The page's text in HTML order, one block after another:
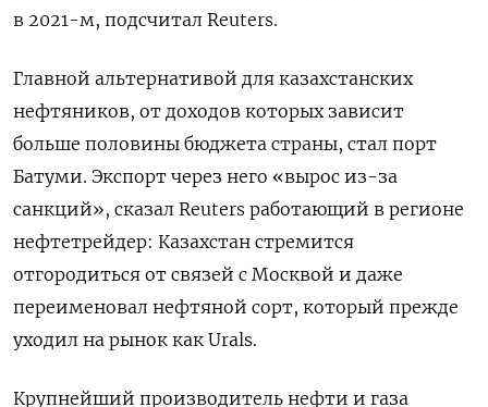
в 2021-м, подсчитал Reuters.
Главной альтернативой для казахстанских
нефтяников, от доходов которых зависит
больше половины бюджета страны, стал порт
Батуми. Экспорт через него «вырос из-за
санкций», сказал Reuters работающий в регионе
нефтетрейдер: Казахстан стремится
отгородиться от связей с Москвой и даже
переименовал нефтяной сорт, который прежде
уходил на рынок как Urals.
Крупнейший производитель нефти и газа